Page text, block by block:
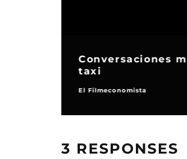
Conversaciones
taxi
El Filmeconomista
3 RESPONSES